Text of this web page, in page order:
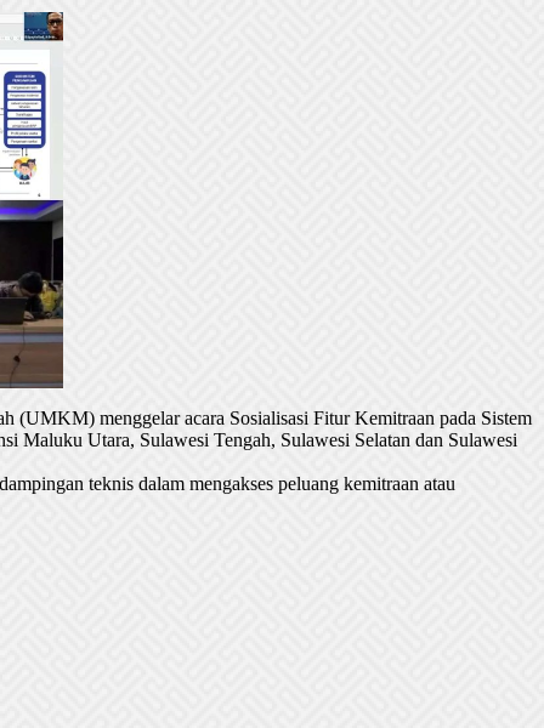
(UMKM) menggelar acara Sosialisasi Fitur Kemitraan pada Sistem
Utara, Sulawesi Tengah, Sulawesi Selatan dan Sulawesi
teknis dalam mengakses peluang kemitraan atau